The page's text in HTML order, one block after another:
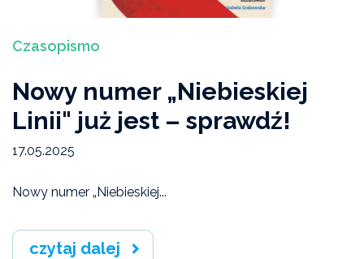
Czasopismo
Nowy numer „Niebieskiej
Linii" już jest – sprawdź!
17.05.2025
Nowy numer „Niebieskiej...
czytaj dalej